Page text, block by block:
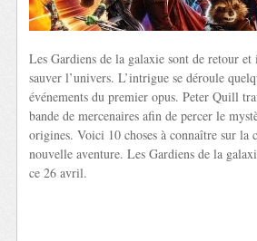
Les Gardiens de la galaxie sont de retour
sauver l’univers. L’intrigue se déroule
événements du premier opus. Peter Quill
bande de mercenaires afin de percer le
origines. Voici 10 choses à connaître sur la
nouvelle aventure. Les Gardiens de la
ce 26 avril.